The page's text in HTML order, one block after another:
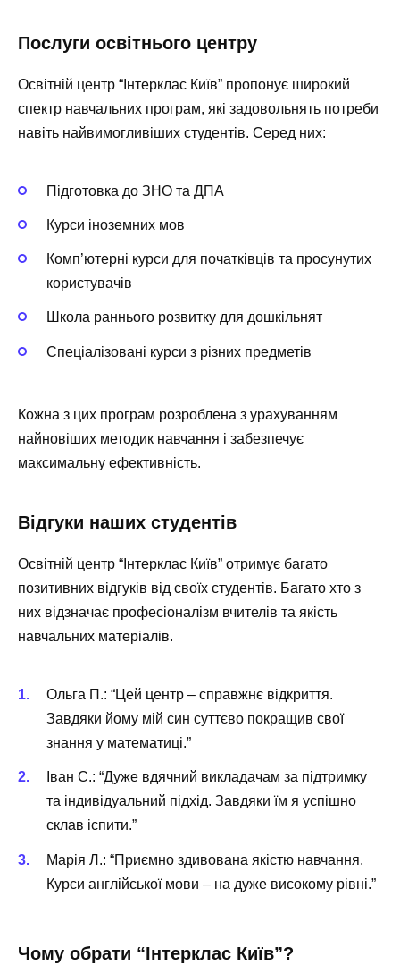
Послуги освітнього центру
Освітній центр “Інтерклас Київ” пропонує широкий
спектр навчальних програм, які задовольнять потреби
навіть найвимогливіших студентів. Серед них:
Підготовка до ЗНО та ДПА
Курси іноземних мов
Комп’ютерні курси для початківців та просунутих
користувачів
Школа раннього розвитку для дошкільнят
Спеціалізовані курси з різних предметів
Кожна з цих програм розроблена з урахуванням
найновіших методик навчання і забезпечує
максимальну ефективність.
Відгуки наших студентів
Освітній центр “Інтерклас Київ” отримує багато
позитивних відгуків від своїх студентів. Багато хто з
них відзначає професіоналізм вчителів та якість
навчальних матеріалів.
Ольга П.: “Цей центр – справжнє відкриття.
Завдяки йому мій син суттєво покращив свої
знання у математиці.”
Іван С.: “Дуже вдячний викладачам за підтримку
та індивідуальний підхід. Завдяки їм я успішно
склав іспити.”
Марія Л.: “Приємно здивована якістю навчання.
Курси англійської мови – на дуже високому рівні.”
Чому обрати “Інтерклас Київ”?